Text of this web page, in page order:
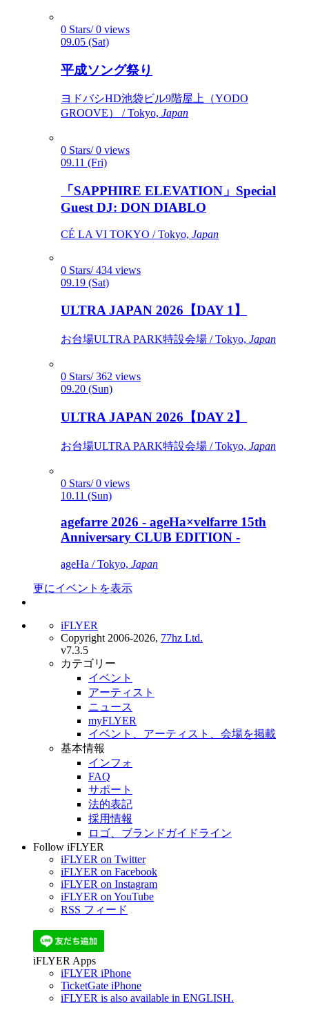
0 Stars/ 0 views
09.05 (Sat)
平成ソング祭り
ヨドバシHD池袋ビル9階屋上（YODO
GROOVE） / Tokyo, Japan
0 Stars/ 0 views
09.11 (Fri)
「SAPPHIRE ELEVATION」Special
Guest DJ: DON DIABLO
CÉ LA VI TOKYO / Tokyo, Japan
0 Stars/ 434 views
09.19 (Sat)
ULTRA JAPAN 2026【DAY 1】
お台場ULTRA PARK特設会場 / Tokyo, Japan
0 Stars/ 362 views
09.20 (Sun)
ULTRA JAPAN 2026【DAY 2】
お台場ULTRA PARK特設会場 / Tokyo, Japan
0 Stars/ 0 views
10.11 (Sun)
agefarre 2026 - ageHa×velfarre 15th
Anniversary CLUB EDITION -
ageHa / Tokyo, Japan
更にイベントを表示
iFLYER
Copyright 2006-2026, 77hz Ltd.
v7.3.5
カテゴリー
イベント
アーティスト
ニュース
myFLYER
イベント、アーティスト、会場を掲載
基本情報
インフォ
FAQ
サポート
法的表記
採用情報
ロゴ、ブランドガイドライン
Follow iFLYER
iFLYER on Twitter
iFLYER on Facebook
iFLYER on Instagram
iFLYER on YouTube
RSS フィード
iFLYER Apps
iFLYER iPhone
TicketGate iPhone
iFLYER is also available in ENGLISH.